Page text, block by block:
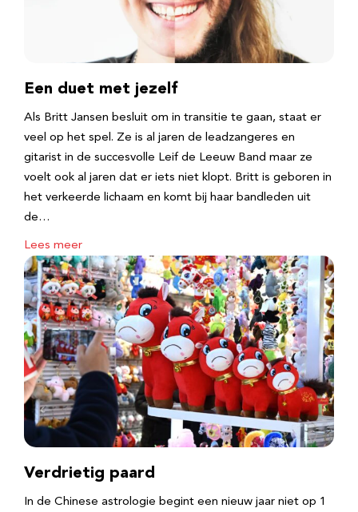
Een duet met jezelf
Als Britt Jansen besluit om in transitie te gaan, staat er
veel op het spel. Ze is al jaren de leadzangeres en
gitarist in de succesvolle Leif de Leeuw Band maar ze
voelt ook al jaren dat er iets niet klopt. Britt is geboren in
het verkeerde lichaam en komt bij haar bandleden uit
de…
Lees meer
Verdrietig paard
In de Chinese astrologie begint een nieuw jaar niet op 1